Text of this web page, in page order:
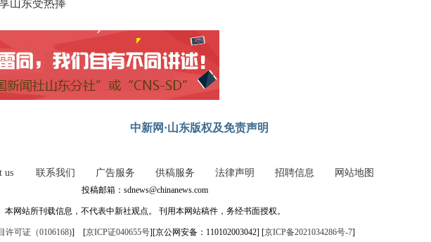
山东受热捧
中新网·山东版权及免责声明
us 联系我们 广告服务 供稿服务 法律声明 招聘信息 网站地图
投稿邮箱：sdnews@chinanews.com
本网站所刊载信息，不代表中新社观点。 刊用本网站稿件，务经书面授权。
许可证（0106168)] [京ICP证040655号][京公网安备：110102003042] [京ICP备2021034286号-7]